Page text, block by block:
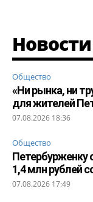
Общество
«Ни рынка, ни
для жителей
07.08.2026 18:36
Общество
Петербурженку
1,4 млн рублей
07.08.2026 17:49